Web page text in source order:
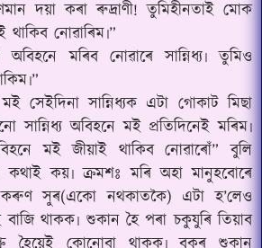
দয়া কৰা ৰুদ্ৰাণী!তুমিহীনতাই মোক
থাকিব নোৱাৰিম৷”
মৰিব নোৱাৰে সান্নিধ্য৷ তুমিও
সেইদিনা সান্নিধ্যক এটা গোকাট মিছা
সান্নিধ্য অবিহনে মই প্ৰতিদিনেই মৰিম৷
মই জীয়াই থাকিব নোৱাৰোঁ” বুলি
কথাই কয়৷ ক্ৰমশঃ মৰি অহা মানুহবোৰে
কৰুণ সুৰ(একো নথকাতকৈ) এটা হ’লেও
থাকক৷ শুকান হৈ পৰা চকুযুৰি তিয়াব